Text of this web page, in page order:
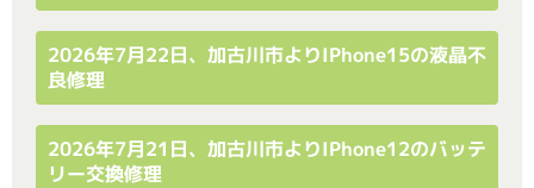
2026年7月22日、加古川市よりiPhone15の液晶不
良修理
2026年7月21日、加古川市よりiPhone12のバッテ
リー交換修理